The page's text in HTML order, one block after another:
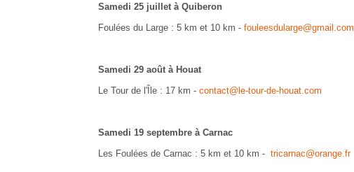
Samedi 25 juillet à Quiberon
Foulées du Large : 5 km et 10 km -fouleesdularge@gmail.com
Samedi 29 août à Houat
Le Tour de l'Île : 17 km -contact@le-tour-de-houat.com
Samedi 19 septembre à Carnac
Les Foulées de Carnac : 5 km et 10 km -tricarnac@orange.fr